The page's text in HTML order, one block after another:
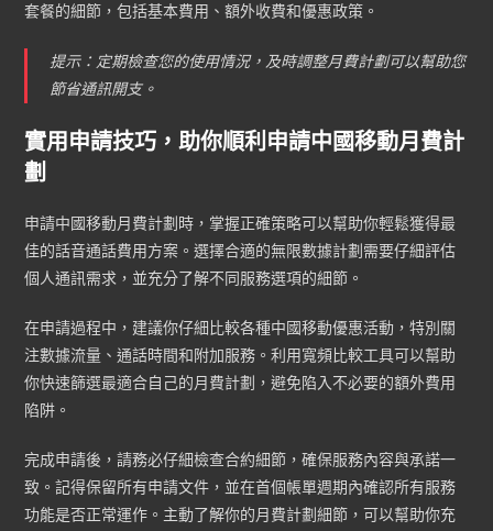
套餐的細節，包括基本費用、額外收費和優惠政策。
提示：定期檢查您的使用情況，及時調整月費計劃可以幫助您
節省通訊開支。
實用申請技巧，助你順利申請中國移動月費計
劃
申請中國移動月費計劃時，掌握正確策略可以幫助你輕鬆獲得最
佳的話音通話費用方案。選擇合適的無限數據計劃需要仔細評估
個人通訊需求，並充分了解不同服務選項的細節。
在申請過程中，建議你仔細比較各種中國移動優惠活動，特別關
注數據流量、通話時間和附加服務。利用寬頻比較工具可以幫助
你快速篩選最適合自己的月費計劃，避免陷入不必要的額外費用
陷阱。
完成申請後，請務必仔細檢查合約細節，確保服務內容與承諾一
致。記得保留所有申請文件，並在首個帳單週期內確認所有服務
功能是否正常運作。主動了解你的月費計劃細節，可以幫助你充